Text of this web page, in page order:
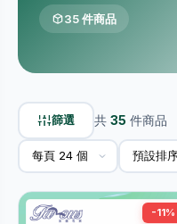
35 件商品
篩選 共 35 件商品
-11%